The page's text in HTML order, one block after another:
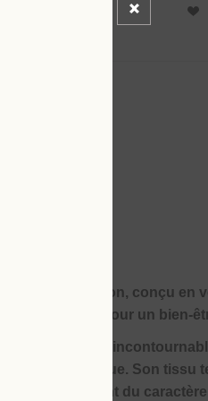
faut cette saison, conçu en
et élégant pour un bien-
une pièce
à votre tenue. Son tissu
en apportant du